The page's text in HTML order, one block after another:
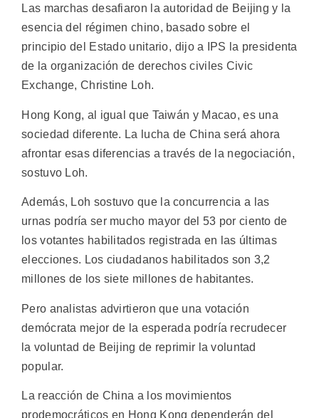
Las marchas desafiaron la autoridad de Beijing y la
esencia del régimen chino, basado sobre el
principio del Estado unitario, dijo a IPS la presidenta
de la organización de derechos civiles Civic
Exchange, Christine Loh.
Hong Kong, al igual que Taiwán y Macao, es una
sociedad diferente. La lucha de China será ahora
afrontar esas diferencias a través de la negociación,
sostuvo Loh.
Además, Loh sostuvo que la concurrencia a las
urnas podría ser mucho mayor del 53 por ciento de
los votantes habilitados registrada en las últimas
elecciones. Los ciudadanos habilitados son 3,2
millones de los siete millones de habitantes.
Pero analistas advirtieron que una votación
demócrata mejor de la esperada podría recrudecer
la voluntad de Beijing de reprimir la voluntad
popular.
La reacción de China a los movimientos
prodemocráticos en Hong Kong dependerán del